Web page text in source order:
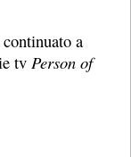
a
tv Person of